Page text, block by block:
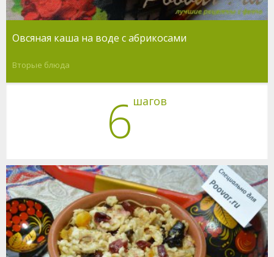
Овсяная каша на воде с абрикосами
Вторые блюда
6 шагов